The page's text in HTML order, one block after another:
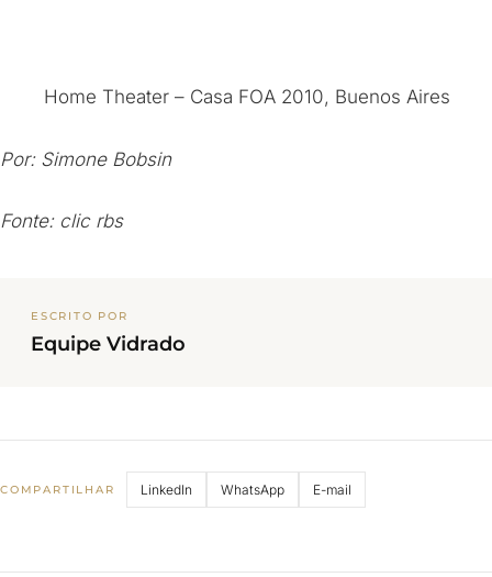
Home Theater – Casa FOA 2010, Buenos Aires
Por: Simone Bobsin
Fonte: clic rbs
ESCRITO POR
Equipe Vidrado
COMPARTILHAR LinkedIn WhatsApp E-mail